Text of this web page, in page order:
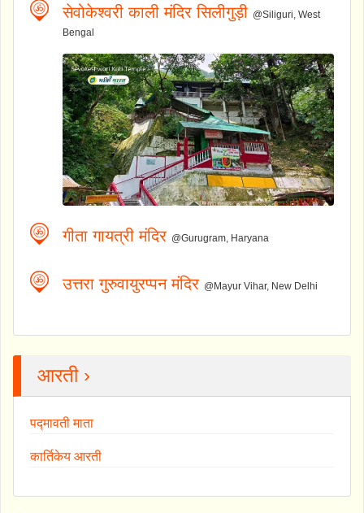
सेवोकेश्वरी काली मंदिर सिलीगुड़ी @Siliguri, West
Bengal
गीता गायत्री मंदिर @Gurugram, Haryana
उत्तरा गुरुवायुरप्पन मंदिर @Mayur Vihar, New Delhi
आरती ›
पद्मावती माता
कार्तिकेय आरती